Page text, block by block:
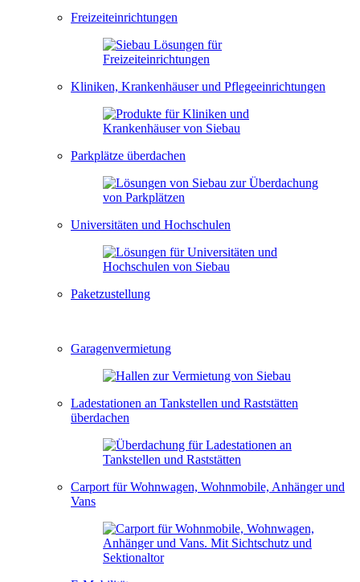
Freizeiteinrichtungen
Kliniken, Krankenhäuser und Pflegeeinrichtungen
Parkplätze überdachen
Universitäten und Hochschulen
Paketzustellung
Garagenvermietung
Ladestationen an Tankstellen und Raststätten
überdachen
Carport für Wohnwagen, Wohnmobile, Anhänger und
Vans